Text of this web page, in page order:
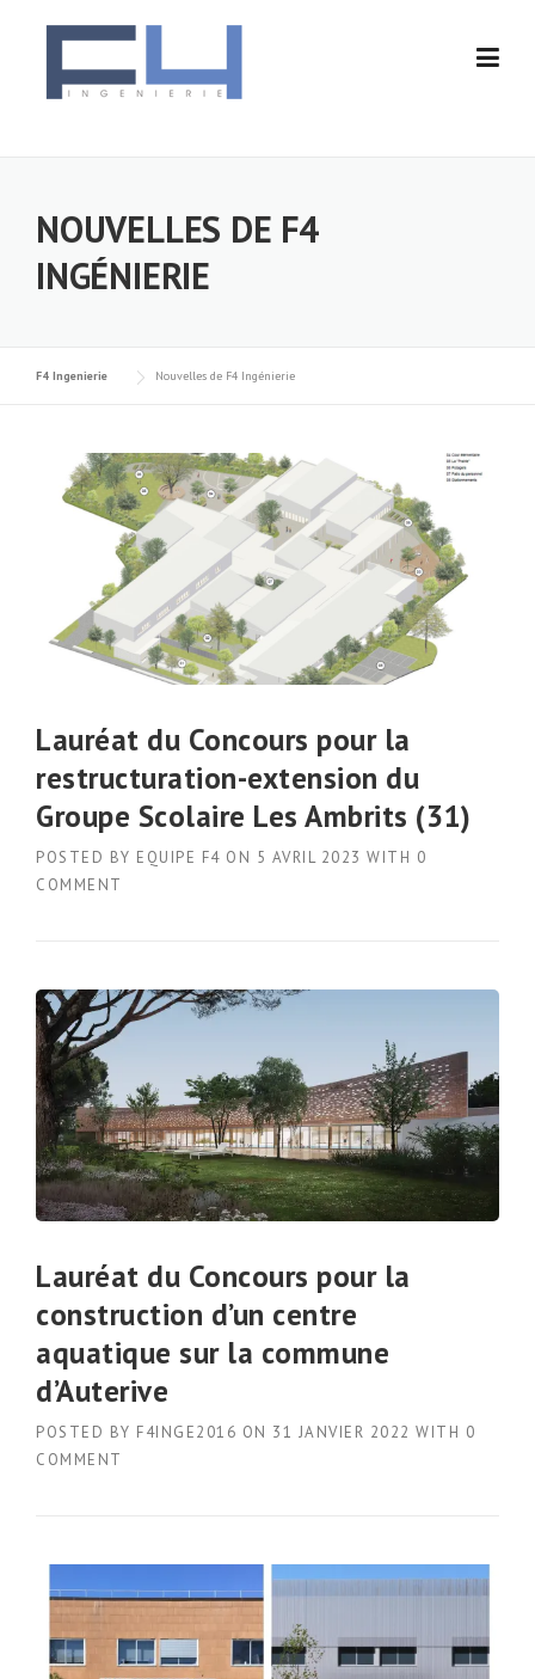
NOUVELLES DE F4
INGÉNIERIE
F4 Ingenierie Nouvelles de F4 Ingénierie
Lauréat du Concours pour la
restructuration-extension du
Groupe Scolaire Les Ambrits (31)
POSTED BY EQUIPE F4 ON 5 AVRIL 2023 WITH 0
COMMENT
Lauréat du Concours pour la
construction d’un centre
aquatique sur la commune
d’Auterive
POSTED BY F4INGE2016 ON 31 JANVIER 2022 WITH 0
COMMENT